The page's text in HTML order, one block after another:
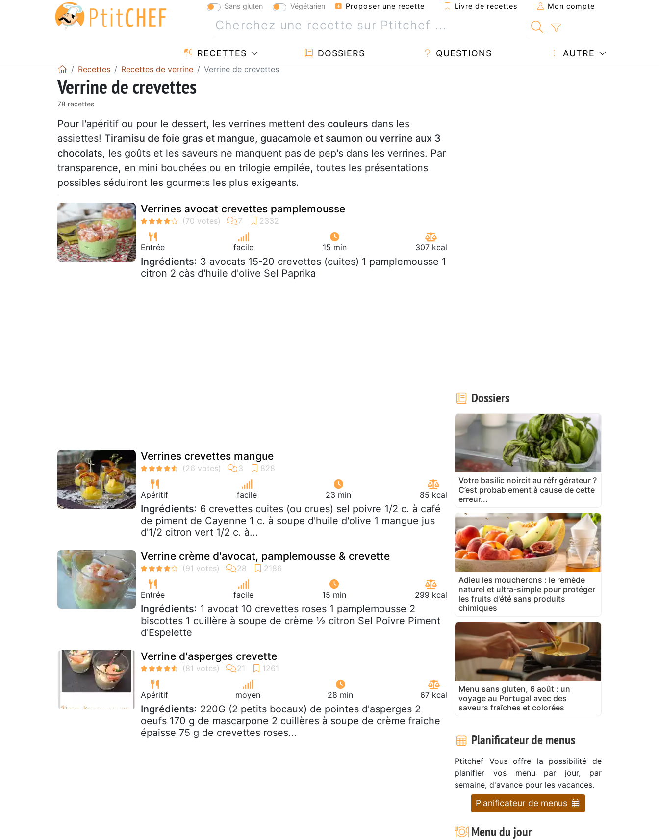
Sans gluten Végétarien Proposer une recette Livre de recettes Mon compte
RECETTES DOSSIERS QUESTIONS AUTRE
Recettes Recettes de verrine Verrine de crevettes
Verrine de crevettes
78 recettes
Pour l'apéritif ou pour le dessert, les verrines mettent des couleurs dans les
assiettes! Tiramisu de foie gras et mangue, guacamole et saumon ou verrine aux 3
chocolats, les goûts et les saveurs ne manquent pas de pep's dans les verrines. Par
transparence, en mini bouchées ou en trilogie empilée, toutes les présentations
possibles séduiront les gourmets les plus exigeants.
Verrines avocat crevettes pamplemousse
Entrée facile 15 min 307 kcal
Ingrédients: 3 avocats 15-20 crevettes (cuites) 1 pamplemousse 1
citron 2 càs d'huile d'olive Sel Paprika
Verrines crevettes mangue
Apéritif facile 23 min 85 kcal
Ingrédients: 6 crevettes cuites (ou crues) sel poivre 1/2 c. à café
de piment de Cayenne 1 c. à soupe d'huile d'olive 1 mangue jus
d'1/2 citron vert 1/2 c. à...
Verrine crème d'avocat, pamplemousse & crevette
Entrée facile 15 min 299 kcal
Ingrédients: 1 avocat 10 crevettes roses 1 pamplemousse 2
biscottes 1 cuillère à soupe de crème ½ citron Sel Poivre Piment
d'Espelette
Verrine d'asperges crevette
Apéritif moyen 28 min 67 kcal
Ingrédients: 220G (2 petits bocaux) de pointes d'asperges 2
oeufs 170 g de mascarpone 2 cuillères à soupe de crème fraiche
épaisse 75 g de crevettes roses...
Dossiers
Votre basilic noircit au réfrigérateur ?
C’est probablement à cause de cette
erreur...
Adieu les moucherons : le remède
naturel et ultra-simple pour protéger
les fruits d'été sans produits
chimiques
Menu sans gluten, 6 août : un
voyage au Portugal avec des
saveurs fraîches et colorées
Planificateur de menus
Ptitchef Vous offre la possibilité de
planifier vos menu par jour, par
semaine, d'avance pour les vacances.
Planificateur de menus
Menu du jour